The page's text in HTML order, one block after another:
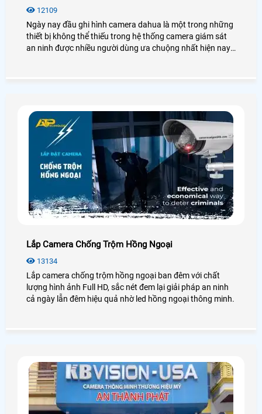
12109
Ngày nay đầu ghi hình camera dahua là một trong những
thiết bị không thể thiếu trong hệ thống camera giám sát
an ninh được nhiều người dùng ưa chuộng nhất hiện nay.
Lắp Camera Chống Trộm Hồng Ngoại
13134
Lắp camera chống trộm hồng ngoại ban đêm với chất
lượng hình ảnh Full HD, sắc nét đem lại giải pháp an ninh
cả ngày lẫn đêm hiệu quả nhờ led hồng ngoại thông minh.